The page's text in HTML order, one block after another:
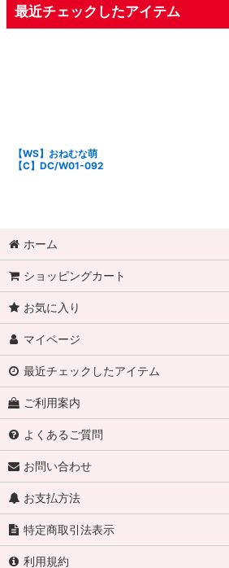
最近チェックしたアイテム
【WS】おねむな萌
【C】DC/W01-092
ホーム
ショッピングカート
お気に入り
マイページ
最近チェックしたアイテム
ご利用案内
よくあるご質問
お問い合わせ
お支払方法
特定商取引法表示
利用規約